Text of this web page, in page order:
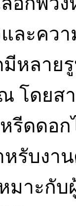
ละคว
หลาย
โดยส
หรีดดอ
หรับง
มาะกั